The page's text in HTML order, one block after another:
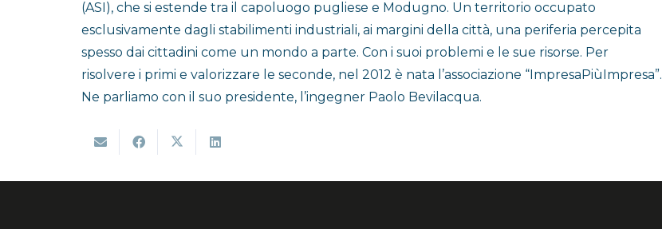
(ASI), che si estende tra il capoluogo pugliese e Modugno. Un territorio occupato
esclusivamente dagli stabilimenti industriali, ai margini della città, una periferia percepita
spesso dai cittadini come un mondo a parte. Con i suoi problemi e le sue risorse. Per
risolvere i primi e valorizzare le seconde, nel 2012 è nata l’associazione “ImpresaPiùImpresa”.
Ne parliamo con il suo presidente, l’ingegner Paolo Bevilacqua.